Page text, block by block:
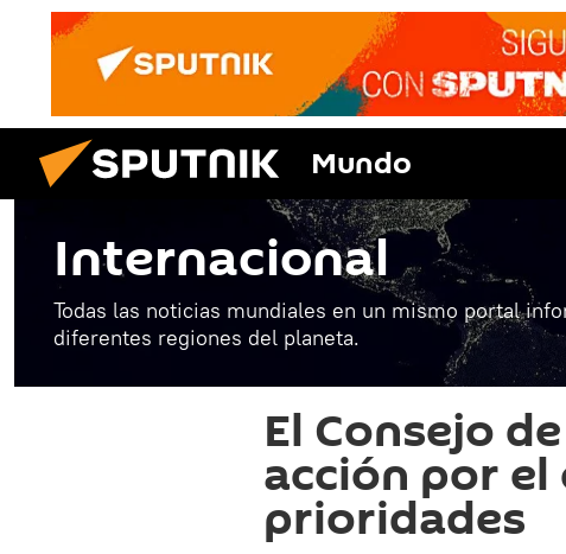
Mundo
Internacional
Todas las noticias mundiales en un mismo portal
diferentes regiones del planeta.
El Consejo
acción por
prioridades